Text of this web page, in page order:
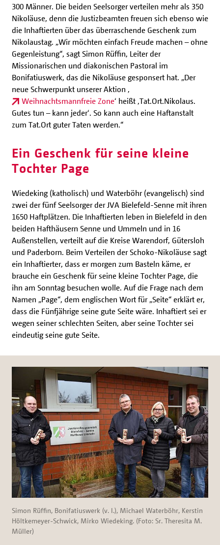
300 Männer. Die beiden Seelsorger verteilen mehr als 350
Nikoläuse, denn die Justizbeamten freuen sich ebenso wie
die Inhaftierten über das überraschende Geschenk zum
Nikolaustag. „Wir möchten einfach Freude machen – ohne
Gegenleistung“, sagt Simon Rüffin, Leiter der
Missionarischen und diakonischen Pastoral im
Bonifatiuswerk, das die Nikoläuse gesponsert hat. „Der
neue Schwerpunkt unserer Aktion ‚
Weihnachtsmannfreie Zone‘ heißt ‚Tat.Ort.Nikolaus.
Gutes tun – kann jeder‘. So kann auch eine Haftanstalt
zum Tat.Ort guter Taten werden.“
Ein Geschenk für seine kleine
Tochter Page
Wiedeking (katholisch) und Waterböhr (evangelisch) sind
zwei der fünf Seelsorger der JVA Bielefeld-Senne mit ihren
1650 Haftplätzen. Die Inhaftierten leben in Bielefeld in den
beiden Hafthäusern Senne und Ummeln und in 16
Außenstellen, verteilt auf die Kreise Warendorf, Gütersloh
und Paderborn. Beim Verteilen der Schoko-Nikoläuse sagt
ein Inhaftierter, dass er morgen zum Basteln käme, er
brauche ein Geschenk für seine kleine Tochter Page, die
ihn am Sonntag besuchen wolle. Auf die Frage nach dem
Namen „Page“, dem englischen Wort für „Seite“ erklärt er,
dass die Fünfjährige seine gute Seite wäre. Inhaftiert sei er
wegen seiner schlechten Seiten, aber seine Tochter sei
eindeutig seine gute Seite.
Simon Rüffin, Bonifatiuswerk (v. l.), Michael Waterböhr, Kerstin
Höltkemeyer-Schwick, Mirko Wiedeking. (Foto: Sr. Theresita M.
Müller)